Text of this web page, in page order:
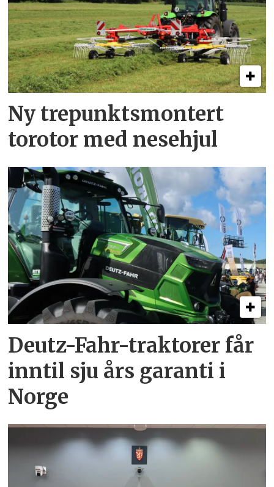
Ny trepunkts­montert
torotor med nesehjul
Deutz-Fahr-traktorer får
inntil sju års garanti i
Norge